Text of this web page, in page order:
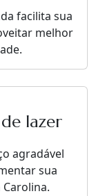
facilita sua
melhor
lazer
agradável
sua